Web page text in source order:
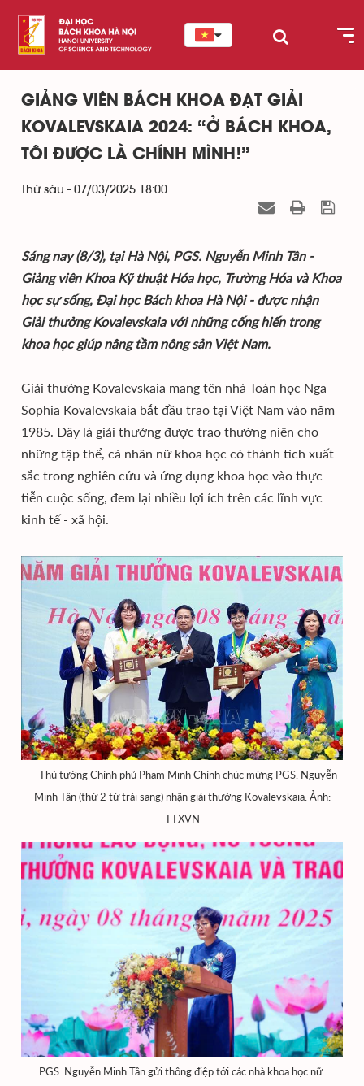
GIẢNG VIÊN BÁCH KHOA ĐẠT GIẢI
KOVALEVSKAIA 2024: “Ở BÁCH KHOA,
TÔI ĐƯỢC LÀ CHÍNH MÌNH!”
Thứ sáu - 07/03/2025 18:00
Sáng nay (8/3), tại Hà Nội, PGS. Nguyễn Minh Tân -
Giảng viên Khoa Kỹ thuật Hóa học, Trường Hóa và Khoa
học sự sống, Đại học Bách khoa Hà Nội - được nhận
Giải thưởng Kovalevskaia với những cống hiến trong
khoa học giúp nâng tầm nông sản Việt Nam.
Giải thưởng Kovalevskaia mang tên nhà Toán học Nga
Sophia Kovalevskaia bắt đầu trao tại Việt Nam vào năm
1985. Đây là giải thưởng được trao thường niên cho
những tập thể, cá nhân nữ khoa học có thành tích xuất
sắc trong nghiên cứu và ứng dụng khoa học vào thực
tiễn cuộc sống, đem lại nhiều lợi ích trên các lĩnh vực
kinh tế - xã hội.
Thủ tướng Chính phủ Phạm Minh Chính chúc mừng PGS. Nguyễn
Minh Tân (thứ 2 từ trái sang) nhận giải thưởng Kovalevskaia. Ảnh:
TTXVN
PGS. Nguyễn Minh Tân gửi thông điệp tới các nhà khoa học nữ: